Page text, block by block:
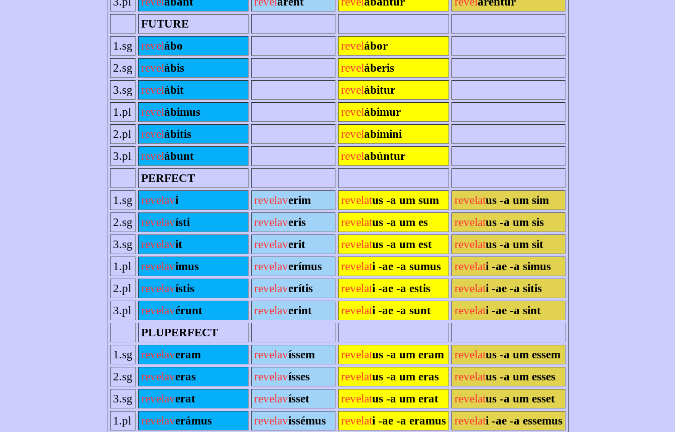
FUTURE
1.sg
revelábo revelábor
2.sg
revelábis reveláberis
3.sg
revelábit revelábitur
1.pl
revelábimus revelábimur
2.pl
revelábitis revelabímini
3.pl
revelábunt revelabúntur
PERFECT
1.sg
revelavi revelaverim revelatus -a um sum revelatus -a um sim
2.sg
revelavísti revelaveris revelatus -a um es revelatus -a um sis
3.sg
revelavit revelaverit revelatus -a um est revelatus -a um sit
1.pl
revelavimus revelaverímus revelati -ae -a sumus revelati -ae -a simus
2.pl
revelavístis revelaverítis revelati -ae -a estis revelati -ae -a sitis
3.pl
revelavérunt revelaverint revelati -ae -a sunt revelati -ae -a sint
PLUPERFECT
1.sg
revelaveram revelavíssem revelatus -a um eram revelatus -a um essem
2.sg
revelaveras revelavísses revelatus -a um eras revelatus -a um esses
3.sg
revelaverat revelavísset revelatus -a um erat revelatus -a um esset
1.pl
revelaverámus revelavissémus revelati -ae -a eramus revelati -ae -a essemus